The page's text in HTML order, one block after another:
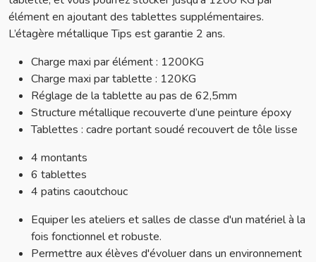
élément en ajoutant des tablettes supplémentaires.
L’étagère métallique Tips est garantie 2 ans.
Charge maxi par élément : 1200KG
Charge maxi par tablette : 120KG
Réglage de la tablette au pas de 62,5mm
Structure métallique recouverte d’une peinture époxy
Tablettes : cadre portant soudé recouvert de tôle lisse
4 montants
6 tablettes
4 patins caoutchouc
Equiper les ateliers et salles de classe d'un matériel à la
fois fonctionnel et robuste.
Permettre aux élèves d'évoluer dans un environnement